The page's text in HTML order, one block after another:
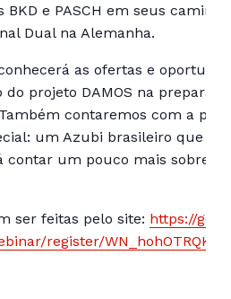
BKD e PASCH em seus
Dual na Alemanha.
as ofertas e
projeto DAMOS na
contaremos com a
um Azubi brasileiro que
contar um pouco mais sobre
ser feitas pelo site: https://
register/